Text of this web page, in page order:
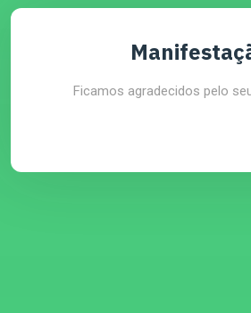
Ficamos agradecidos pelo